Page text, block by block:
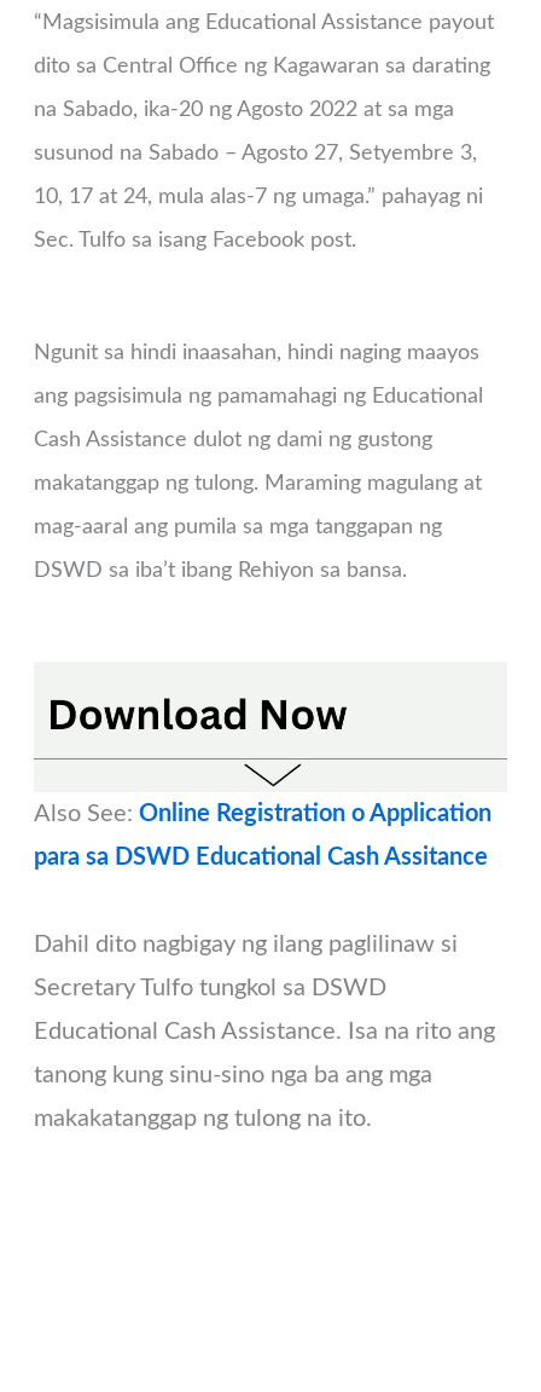
“Magsisimula ang Educational Assistance payout
dito sa Central Office ng Kagawaran sa darating
na Sabado, ika-20 ng Agosto 2022 at sa mga
susunod na Sabado – Agosto 27, Setyembre 3,
10, 17 at 24, mula alas-7 ng umaga.” pahayag ni
Sec. Tulfo sa isang Facebook post.
Ngunit sa hindi inaasahan, hindi naging maayos
ang pagsisimula ng pamamahagi ng Educational
Cash Assistance dulot ng dami ng gustong
makatanggap ng tulong. Maraming magulang at
mag-aaral ang pumila sa mga tanggapan ng
DSWD sa iba’t ibang Rehiyon sa bansa.
Also See: Online Registration o Application
para sa DSWD Educational Cash Assitance
Dahil dito nagbigay ng ilang paglilinaw si
Secretary Tulfo tungkol sa DSWD
Educational Cash Assistance. Isa na rito ang
tanong kung sinu-sino nga ba ang mga
makakatanggap ng tulong na ito.